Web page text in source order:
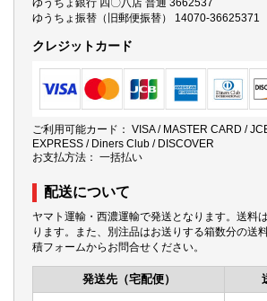
ゆうちょ銀行 四〇八店 普通 3662537
ゆうちょ振替（旧郵便振替） 14070-36625371
クレジットカード
ご利用可能カード： VISA / MASTER CARD /
EXPRESS / Diners Club / DISCOVER
お支払方法： 一括払い
配送について
ヤマト運輸・西濃運輸で発送となります。送料
ります。また、別注品はお送りする箱数分の送
積フォームからお問合せください。
発送先（宅配便）